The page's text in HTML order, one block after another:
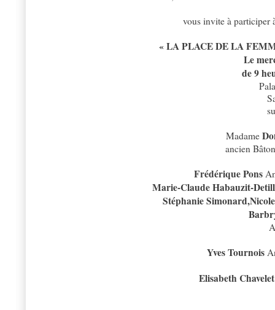
vous invite à participer
« LA PLACE DE LA
Le
de 9
Madame
ancien
Frédérique Pons
Marie-Claude Habauzit-
Stéphanie
Yves Tournois
Elisabeth Chavelet